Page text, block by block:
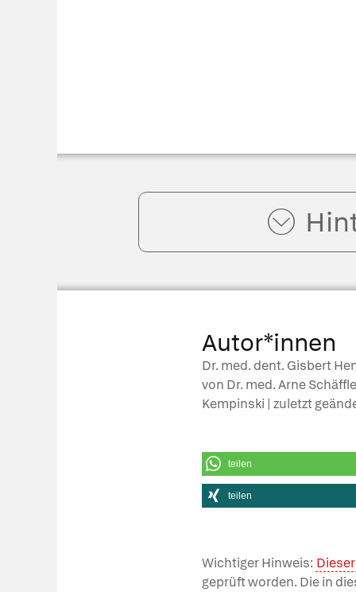
Autor*innen
Dr. med. dent. Gisbert
von Dr. med. Arne
Kempinski | zuletzt
teilen
teilen
Wichtiger Hinweis:
geprüft worden. Die in